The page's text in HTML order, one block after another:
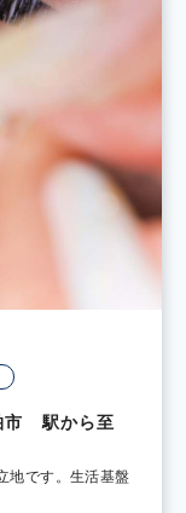
市 駅から至
地です。生活基盤